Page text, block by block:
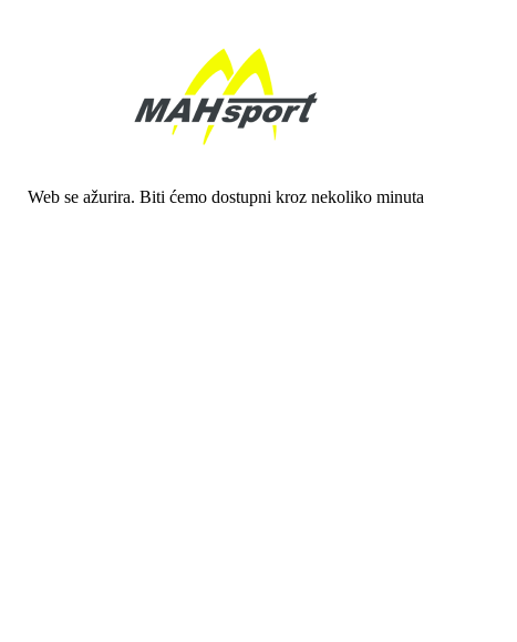
Web se ažurira. Biti ćemo dostupni kroz nekoliko minuta